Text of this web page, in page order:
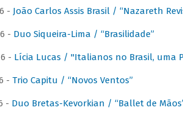
- João Carlos Assis Brasil / “Nazareth
- Duo Siqueira-Lima / “Brasilidade”
- Lícia Lucas / "Italianos no Brasil, uma
- Trio Capitu / “Novos Ventos”
- Duo Bretas-Kevorkian / “Ballet de